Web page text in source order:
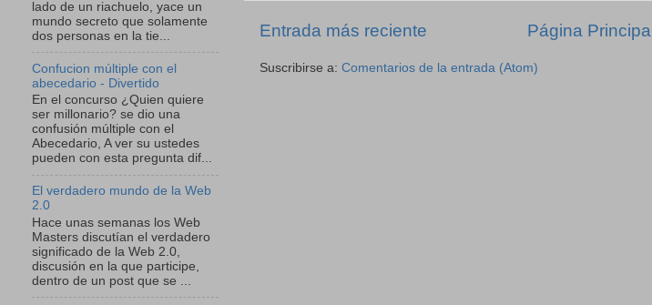
Entrada más reciente Página Principal
Suscribirse a: Comentarios de la entrada (Atom)
lado de un riachuelo, yace un
mundo secreto que solamente
dos personas en la tie...
Confucion múltiple con el
abecedario - Divertido
En el concurso ¿Quien quiere
ser millonario? se dio una
confusión múltiple con el
Abecedario, A ver su ustedes
pueden con esta pregunta dif...
El verdadero mundo de la Web
2.0
Hace unas semanas los Web
Masters discutían el verdadero
significado de la Web 2.0,
discusión en la que participe,
dentro de un post que se ...